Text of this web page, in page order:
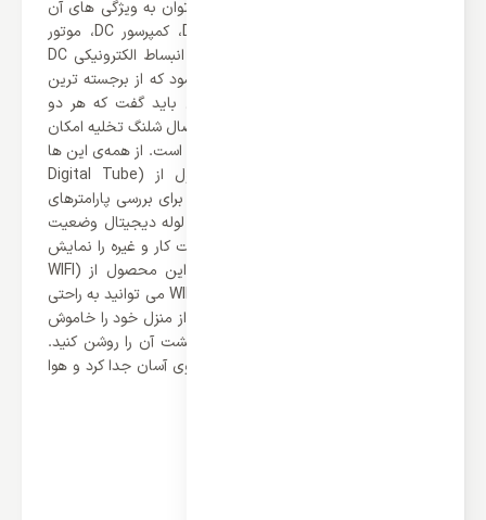
از برجسته ترین نکات این محصول می توان به ویژگی های آن
اشاره کرد. ابتدا باید گفت که کنترل DC، کمپرسور DC، موتور
داخلی DC، موتور فضای باز DC، و شیر انبساط الکترونیکی DC
باعث ایجاد نویز کم و راندمان بالا می شود که از برجسته ترین
ویژگی این محصول می باشد. همچنین باید گفت که هر دو
سمت چپ و راست یونیت داخلی برای اتصال شلنگ تخلیه امکان
پذیر است و نصب آن با این عملکرد آسان است. از همه‌ی این ها
گذشته باید اشاره کرد که این محصول از (Digital Tube
Display) برخوردار می باشد که به راحتی برای بررسی پارامترهای
در حال اجرا و راحت تر برای عیب یابی، لوله دیجیتال وضعیت
کار مانند دمای داخلی، دمای تنظیم، حالت کار و غیره را نمایش
می دهد. در نهایت باید اشاره کرد که این محصول از (WIFI
Control) برخوردار می باشد که با کنترل WIFI می توانید به راحتی
از طریق دستگاه هوشمند کولر گازی خارج از منزل خود را خاموش
کنید. علاوه بر این، می‌توانید قبل از بازگشت آن را روشن کنید.
فیلتر واحد داخلی را می‌توان برای شستشوی آسان جدا کرد و هوا